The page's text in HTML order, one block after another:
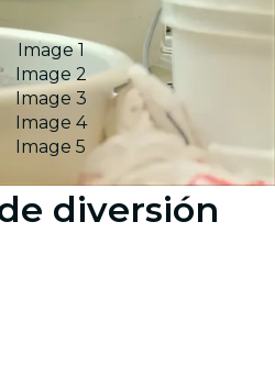
Image 1
Image 2
Image 3
Image 4
Image 5
diversión